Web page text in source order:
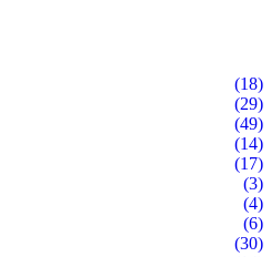
(18)
(29)
(49)
(14)
(17)
(3)
(4)
(6)
(30)